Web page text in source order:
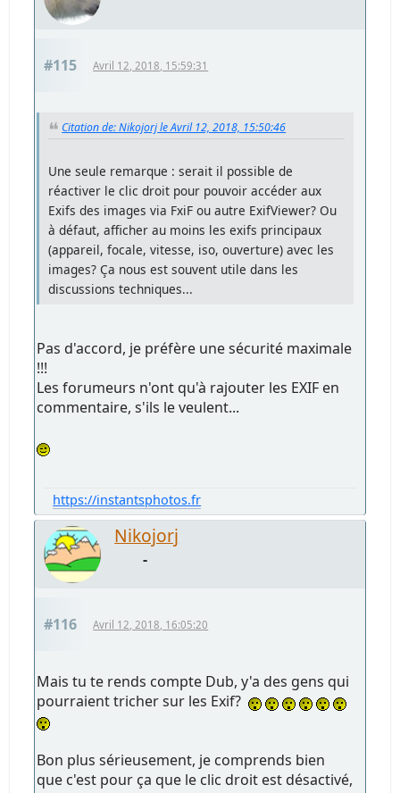
#115 Avril 12, 2018, 15:59:31
Citation de: Nikojorj le Avril 12, 2018, 15:50:46
Une seule remarque : serait il possible de
réactiver le clic droit pour pouvoir accéder aux
Exifs des images via FxiF ou autre ExifViewer? Ou
à défaut, afficher au moins les exifs principaux
(appareil, focale, vitesse, iso, ouverture) avec les
images? Ça nous est souvent utile dans les
discussions techniques...
Pas d'accord, je préfère une sécurité maximale
!!!
Les forumeurs n'ont qu'à rajouter les EXIF en
commentaire, s'ils le veulent...
https://instantsphotos.fr
Nikojorj
-
#116 Avril 12, 2018, 16:05:20
Mais tu te rends compte Dub, y'a des gens qui
pourraient tricher sur les Exif?
Bon plus sérieusement, je comprends bien
que c'est pour ça que le clic droit est désactivé,